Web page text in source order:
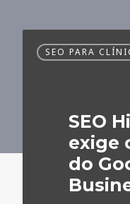
Hiperlocal
Business
SEO PARA
SEO
exige
do